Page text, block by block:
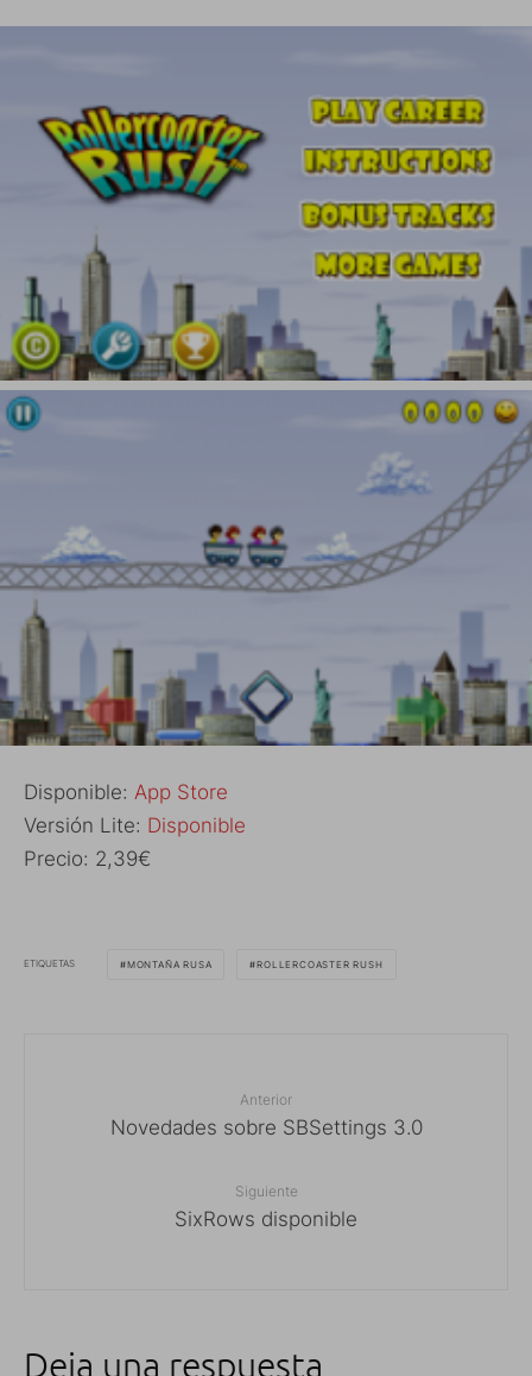
Disponible: App Store
Versión Lite: Disponible
Precio: 2,39€
ETIQUETAS MONTAÑA RUSA ROLLERCOASTER RUSH
Anterior
Novedades sobre SBSettings 3.0
Siguiente
SixRows disponible
Deja una respuesta